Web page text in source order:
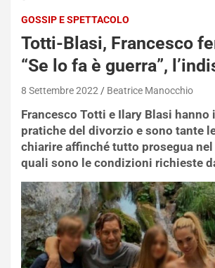
GOSSIP E SPETTACOLO
Totti-Blasi, Francesco
“Se lo fa è guerra”,
8 Settembre 2022 Beatrice Manocchio
Francesco Totti e Ilary Blasi hanno
pratiche del divorzio e sono tante
chiarire affinché tutto prosegua
quali sono le condizioni richieste